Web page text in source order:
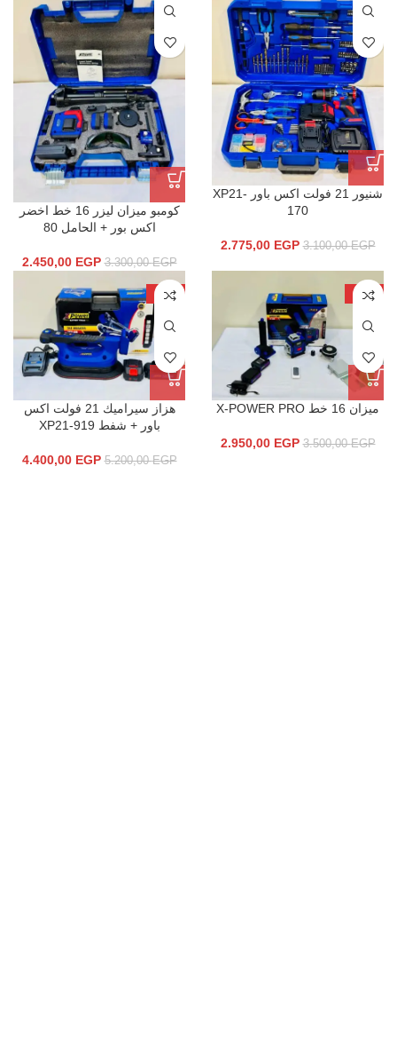
شنيور 21 فولت اكس باور XP21-
170
3.100,00EGP
2.775,00 EGP
كومبو ميزان ليزر 16 خط اخضر
اكس بور + الحامل 80
3.300,00EGP
2.450,00 EGP
-16%
ميزان 16 خط X-POWER PRO
3.500,00EGP
2.950,00 EGP
-15%
هزاز سيراميك 21 فولت اكس
باور + شفط XP21-919
5.200,00EGP
4.400,00 EGP